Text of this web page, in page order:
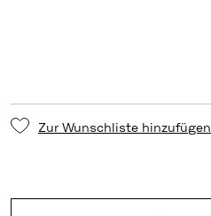
Zur Wunschliste hinzufügen